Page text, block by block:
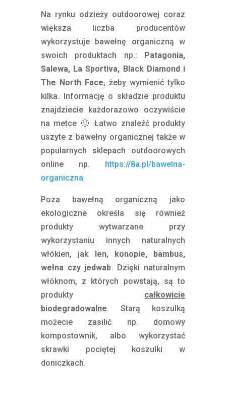
Na rynku odzieży outdoorowej coraz
większa liczba producentów
wykorzystuje bawełnę organiczną w
swoich produktach np.: Patagonia,
Salewa, La Sportiva, Black Diamond i
The North Face, żeby wymienić tylko
kilka. Informację o składzie produktu
znajdziecie każdorazowo oczywiście
na metce 🙂 Łatwo znaleźć produkty
uszyte z bawełny organicznej także w
popularnych sklepach outdoorowych
online np. https://8a.pl/bawelna-
organiczna
Poza bawełną organiczną jako
ekologiczne określa się również
produkty wytwarzane przy
wykorzystaniu innych naturalnych
włókien, jak len, konopie, bambus,
wełna czy jedwab. Dzięki naturalnym
włóknom, z których powstają, są to
produkty całkowicie
biodegradowalne. Starą koszulką
możecie zasilić np. domowy
kompostownik, albo wykorzystać
skrawki pociętej koszulki w
doniczkach.